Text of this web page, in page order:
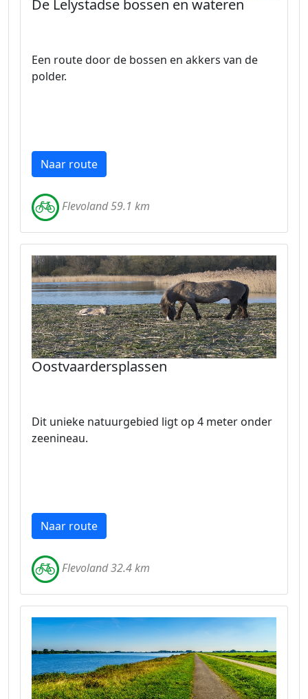
De Lelystadse bossen en wateren
Een route door de bossen en akkers van de
polder.
Naar route
Flevoland 59.1 km
Oostvaardersplassen
Dit unieke natuurgebied ligt op 4 meter onder
zeenineau.
Naar route
Flevoland 32.4 km